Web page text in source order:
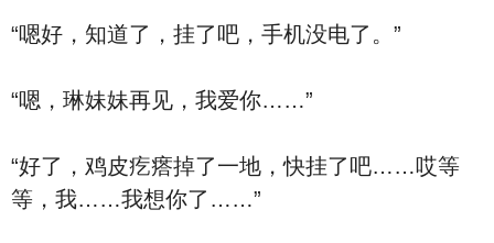
“嗯好，知道了，挂了吧，手机没电了。”
“嗯，琳妹妹再见，我爱你……”
“好了，鸡皮疙瘩掉了一地，快挂了吧……哎等
等，我……我想你了……”